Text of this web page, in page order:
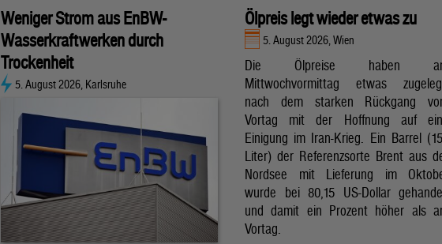
Weniger Strom aus EnBW-
Wasserkraftwerken durch
Trockenheit
5. August 2026, Karlsruhe
Ölpreis legt wieder etwas zu
5. August 2026, Wien
Die Ölpreise haben
Mittwochvormittag etwas
nach dem starken Rückgang
Vortag mit der Hoffnung auf
Einigung im Iran-Krieg. Ein Barrel
Liter) der Referenzsorte Brent aus
Nordsee mit Lieferung im
wurde bei 80,15 US-Dollar
und damit ein Prozent höher als
Vortag.